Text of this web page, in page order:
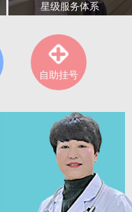
星级服务体系
自助挂号